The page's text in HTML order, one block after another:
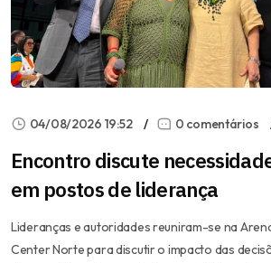
04/08/2026 19:52 0 comentários
Encontro discute
em postos de liderança
Lideranças e autoridades reuniram-se na
Center Norte para discutir o impacto das